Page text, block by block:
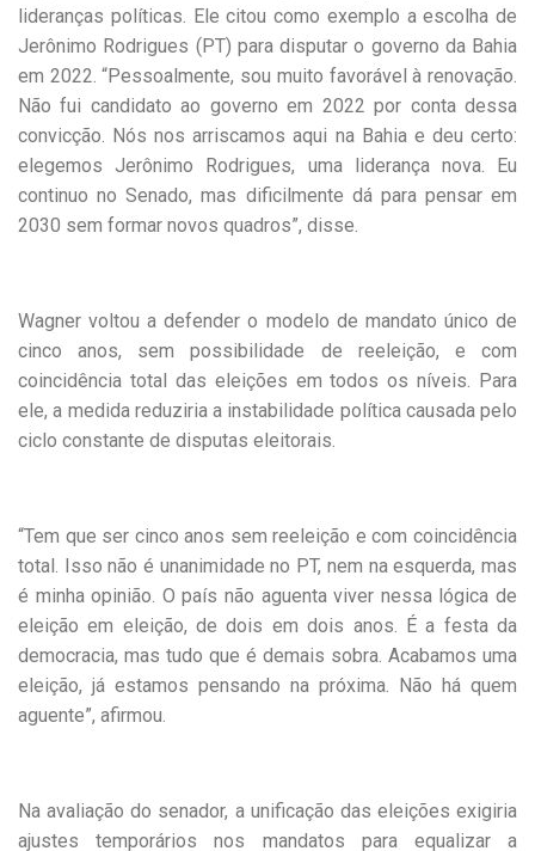
lideranças políticas. Ele citou como exemplo a escolha de
Jerônimo Rodrigues (PT) para disputar o governo da Bahia
em 2022. “Pessoalmente, sou muito favorável à renovação.
Não fui candidato ao governo em 2022 por conta dessa
convicção. Nós nos arriscamos aqui na Bahia e deu certo:
elegemos Jerônimo Rodrigues, uma liderança nova. Eu
continuo no Senado, mas dificilmente dá para pensar em
2030 sem formar novos quadros”, disse.
Wagner voltou a defender o modelo de mandato único de
cinco anos, sem possibilidade de reeleição, e com
coincidência total das eleições em todos os níveis. Para
ele, a medida reduziria a instabilidade política causada pelo
ciclo constante de disputas eleitorais.
“Tem que ser cinco anos sem reeleição e com coincidência
total. Isso não é unanimidade no PT, nem na esquerda, mas
é minha opinião. O país não aguenta viver nessa lógica de
eleição em eleição, de dois em dois anos. É a festa da
democracia, mas tudo que é demais sobra. Acabamos uma
eleição, já estamos pensando na próxima. Não há quem
aguente”, afirmou.
Na avaliação do senador, a unificação das eleições exigiria
ajustes temporários nos mandatos para equalizar a